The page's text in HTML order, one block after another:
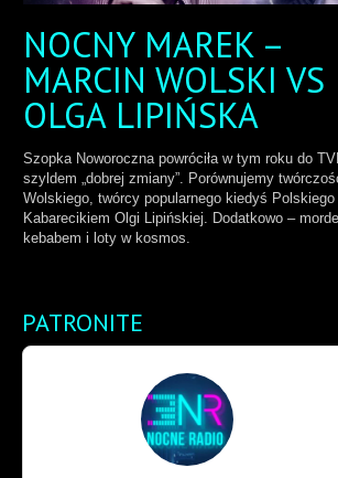
NOCNY MAREK –
MARCIN WOLSKI VS
OLGA LIPIŃSKA
Szopka Noworoczna powróciła w tym roku do
szyldem „dobrej zmiany”. Porównujemy
Wolskiego, twórcy popularnego kiedyś Polskiego
Kabarecikiem Olgi Lipińskiej. Dodatkowo –
kebabem i loty w kosmos.
PATRONITE